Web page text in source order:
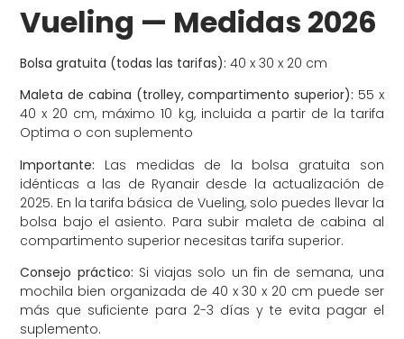
Vueling — Medidas 2026
Bolsa gratuita (todas las tarifas): 40 x 30 x 20 cm
Maleta de cabina (trolley, compartimento superior): 55 x
40 x 20 cm, máximo 10 kg, incluida a partir de la tarifa
Optima o con suplemento
Importante: Las medidas de la bolsa gratuita son
idénticas a las de Ryanair desde la actualización de
2025. En la tarifa básica de Vueling, solo puedes llevar la
bolsa bajo el asiento. Para subir maleta de cabina al
compartimento superior necesitas tarifa superior.
Consejo práctico: Si viajas solo un fin de semana, una
mochila bien organizada de 40 x 30 x 20 cm puede ser
más que suficiente para 2-3 días y te evita pagar el
suplemento.